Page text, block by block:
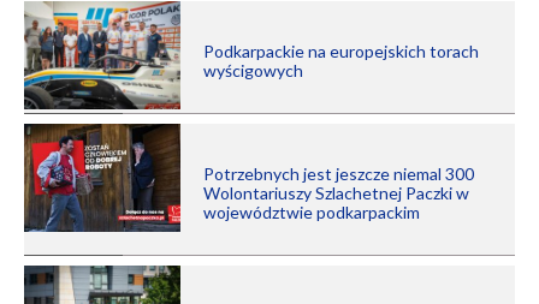
Podkarpackie na europejskich torach
wyścigowych
Potrzebnych jest jeszcze niemal 300
Wolontariuszy Szlachetnej Paczki w
województwie podkarpackim